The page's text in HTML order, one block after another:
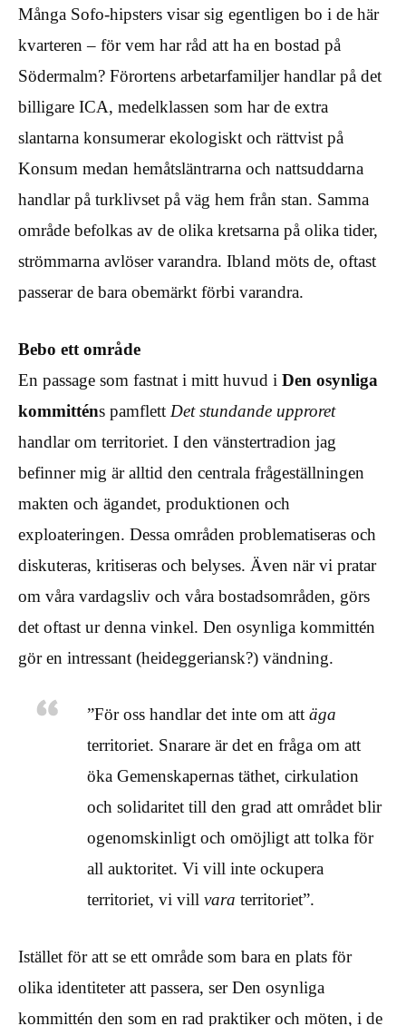
Många Sofo-hipsters visar sig egentligen bo i de här
kvarteren – för vem har råd att ha en bostad på
Södermalm? Förortens arbetarfamiljer handlar på det
billigare ICA, medelklassen som har de extra
slantarna konsumerar ekologiskt och rättvist på
Konsum medan hemåtsläntrarna och nattsuddarna
handlar på turklivset på väg hem från stan. Samma
område befolkas av de olika kretsarna på olika tider,
strömmarna avlöser varandra. Ibland möts de, oftast
passerar de bara obemärkt förbi varandra.
Bebo ett område
En passage som fastnat i mitt huvud i Den osynliga
kommitténs pamflett Det stundande upproret
handlar om territoriet. I den vänstertradion jag
befinner mig är alltid den centrala frågeställningen
makten och ägandet, produktionen och
exploateringen. Dessa områden problematiseras och
diskuteras, kritiseras och belyses. Även när vi pratar
om våra vardagsliv och våra bostadsområden, görs
det oftast ur denna vinkel. Den osynliga kommittén
gör en intressant (heideggeriansk?) vändning.
”För oss handlar det inte om att äga
territoriet. Snarare är det en fråga om att
öka Gemenskapernas täthet, cirkulation
och solidaritet till den grad att området blir
ogenomskinligt och omöjligt att tolka för
all auktoritet. Vi vill inte ockupera
territoriet, vi vill vara territoriet”.
Istället för att se ett område som bara en plats för
olika identiteter att passera, ser Den osynliga
kommittén den som en rad praktiker och möten, i de